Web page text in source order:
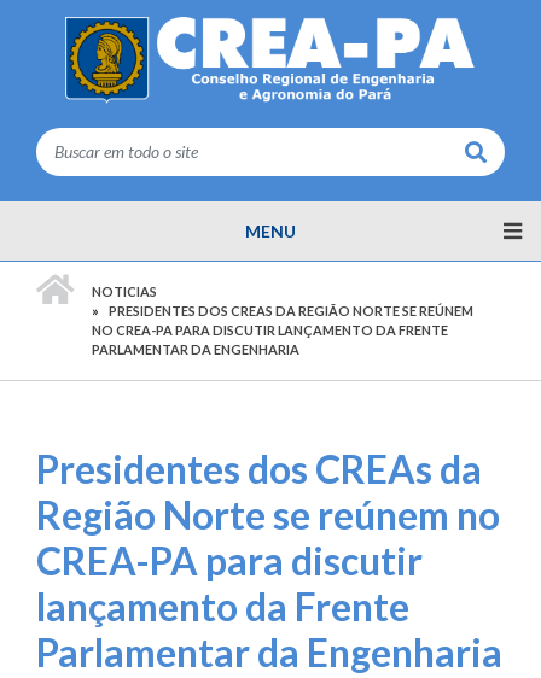
Buscar
MENU
NOTICIAS
PRESIDENTES DOS CREAS DA REGIÃO NORTE SE REÚNEM
NO CREA-PA PARA DISCUTIR LANÇAMENTO DA FRENTE
PARLAMENTAR DA ENGENHARIA
Presidentes dos CREAs da
Região Norte se reúnem no
CREA-PA para discutir
lançamento da Frente
Parlamentar da Engenharia